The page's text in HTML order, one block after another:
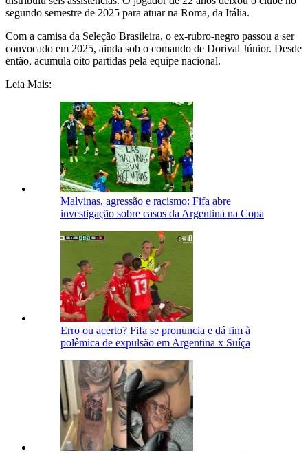
segundo semestre de 2025 para atuar na Roma, da Itália.
Com a camisa da Seleção Brasileira, o ex-rubro-negro passou a ser
convocado em 2025, ainda sob o comando de Dorival Júnior. Desde
então, acumula oito partidas pela equipe nacional.
Leia Mais:
Malvinas, agressão e racismo: Fifa abre
investigação sobre casos da Argentina na Copa
Erro ou acerto? Fifa se pronuncia e dá fim à
polêmica de expulsão em Argentina x Suíça